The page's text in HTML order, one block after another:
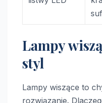
Lampy
styl
Lampy wiszące to
rozwiązanie.